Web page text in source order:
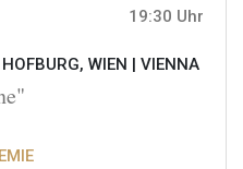
19:30 Uhr
WIEN | VIENNA